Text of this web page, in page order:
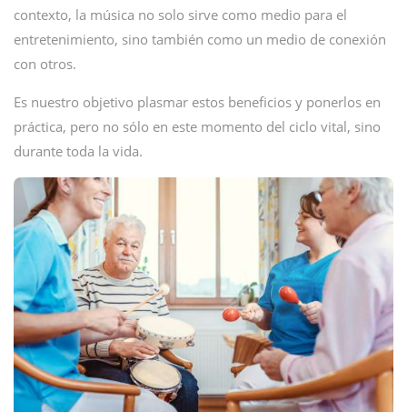
contexto, la música no solo sirve como medio para el
entretenimiento, sino también como un medio de conexión
con otros.
Es nuestro objetivo plasmar estos beneficios y ponerlos en
práctica, pero no sólo en este momento del ciclo vital, sino
durante toda la vida.